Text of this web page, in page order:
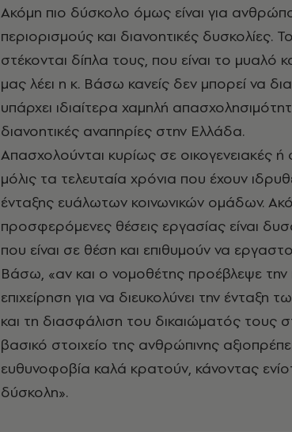
Ακόμη πιο δύσκολο όμως είναι για
περιορισμούς και διανοητικές δυσκολίες.
στέκονται δίπλα τους, που είναι το
μας λέει η κ. Βάσω κανείς δεν μπορεί να
υπάρχει ιδιαίτερα χαμηλή
διανοητικές αναπηρίες στην Ελλάδα.
Απασχολούνται κυρίως σε οικογενειακές ή
μόλις τα τελευταία χρόνια που έχουν
ένταξης ευάλωτων κοινωνικών ομάδων.
προσφερόμενες θέσεις εργασίας είναι
που είναι σε θέση και επιθυμούν να
Βάσω, «αν και ο νομοθέτης προέβλεψε την
επιχείρηση για να διευκολύνει την
και τη διασφάλιση του δικαιώματός τους
βασικό στοιχείο της ανθρώπινης
ευθυνοφοβία καλά κρατούν, κάνοντας
δύσκολη».